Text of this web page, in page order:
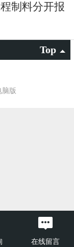
制料分开报
Top
脑版
在线留言